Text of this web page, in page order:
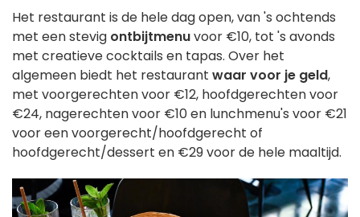
Het restaurant is de hele dag open, van 's ochtends
met een stevig ontbijtmenuvoor €10, tot 's avonds
met creatieve cocktails en tapas. Over het
algemeen biedt het restaurant waar voor je geld,
met voorgerechten voor €12, hoofdgerechten voor
€24, nagerechten voor €10 en lunchmenu's voor €21
voor een voorgerecht/hoofdgerecht of
hoofdgerecht/dessert en €29 voor de hele maaltijd.